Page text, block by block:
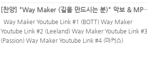
[찬양] "Way Maker (길을 만
Way Maker Youtube Link #1 (BOTT) Way Maker
Youtube Link #2 (Leeland) Way Maker Youtube Link #3
(Passion) Way Maker Youtube Link #4 (마커스)